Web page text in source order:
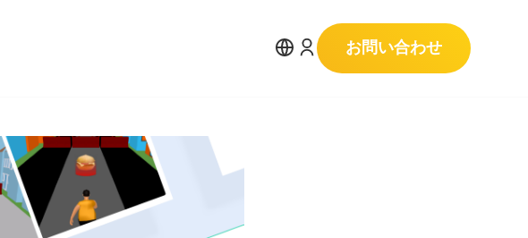
お問い合わせ